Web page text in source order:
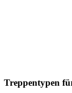
Treppentypen